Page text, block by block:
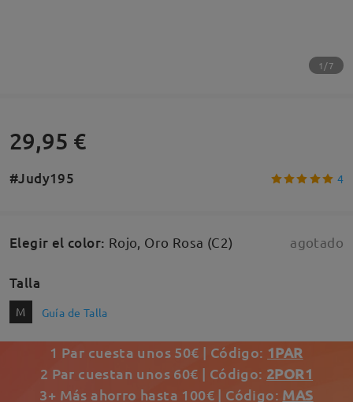
1/7
29,95 €
#Judy195 4
Elegir el color: Rojo, Oro Rosa (C2) agotado
Talla
M Guía de Talla
1 Par cuesta unos 50€ | Código: 1PAR
2 Par cuestan unos 60€ | Código: 2POR1
3+ Más ahorro hasta 100€ | Código: MAS